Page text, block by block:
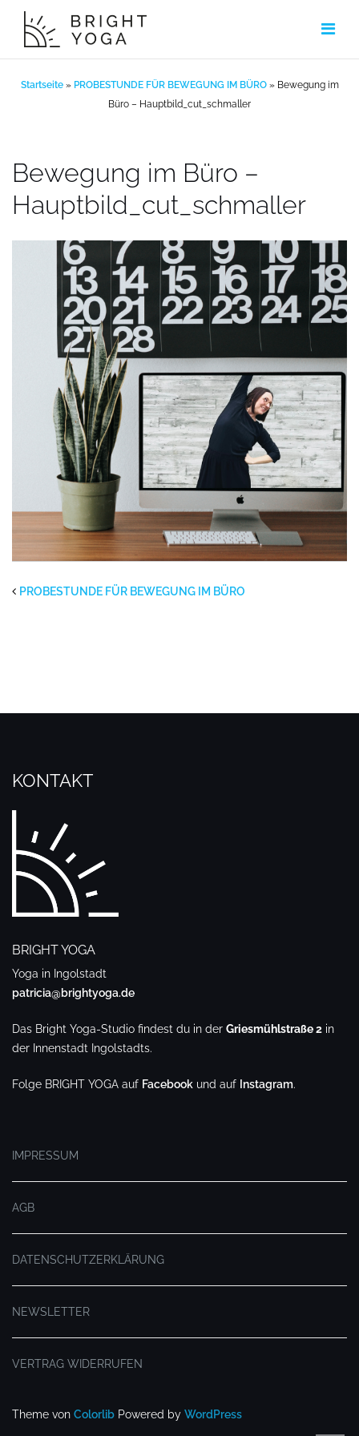
Inhalt
springen
Startseite» PROBESTUNDE FÜR BEWEGUNG IM BÜRO» Bewegung im
Büro – Hauptbild_cut_schmaller
Bewegung im Büro –
Hauptbild_cut_schmaller
PROBESTUNDE FÜR BEWEGUNG IM BÜRO
KONTAKT
BRIGHT YOGA
Yoga in Ingolstadt
patricia@brightyoga.de
Das Bright Yoga-Studio findest du in der Griesmühlstraße 2 in
der Innenstadt Ingolstadts.
Folge BRIGHT YOGA auf Facebook und auf Instagram.
IMPRESSUM
AGB
DATENSCHUTZERKLÄRUNG
NEWSLETTER
VERTRAG WIDERRUFEN
Theme von Colorlib Powered by WordPress